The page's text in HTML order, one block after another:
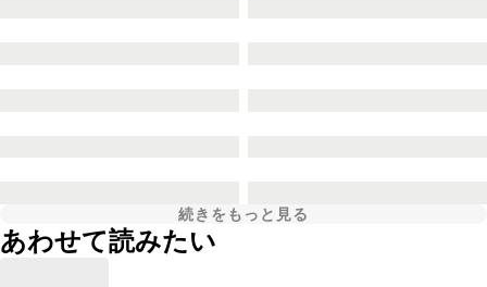
続きをもっと見る
あわせて読みたい